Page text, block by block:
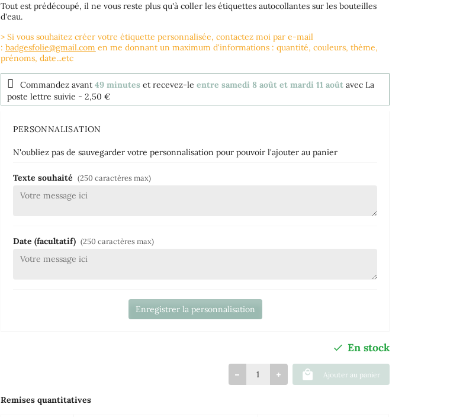
Tout est prédécoupé, il ne vous reste plus qu'à coller les étiquettes autocollantes sur les bouteilles
d'eau.
> Si vous souhaitez créer votre étiquette personnalisée, contactez moi par e-mail
:badgesfolie@gmail.com en me donnant un maximum d'informations : quantité, couleurs, thème,
prénoms, date...etc
Commandez avant49 minutes et recevez-leentre samedi 8 août et mardi 11 août avec La
poste lettre suivie - 2,50 €
PERSONNALISATION
N'oubliez pas de sauvegarder votre personnalisation pour pouvoir l'ajouter au panier
Texte souhaité (250 caractères max)
Date (facultatif) (250 caractères max)
Enregistrer la personnalisation
En stock
Ajouter au panier
Remises quantitatives